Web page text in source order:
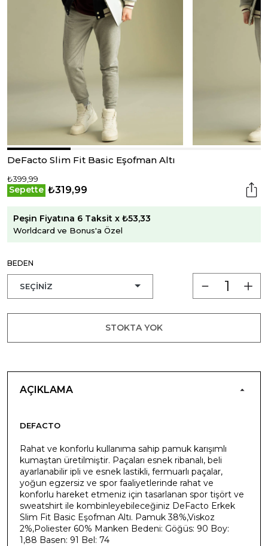
DeFacto Slim Fit Basic Eşofman Altı
₺399,99
Sepette ₺319,99
Peşin Fiyatına 6 Taksit x ₺53,33
Worldcard ve Bonus'a Özel
BEDEN
STOKTA YOK
AÇIKLAMA
DEFACTO
Rahat ve konforlu kullanıma sahip pamuk karışımlı
kumaştan üretilmiştir. Paçaları esnek ribanalı, beli
ayarlanabilir ipli ve esnek lastikli, fermuarlı paçalar,
yoğun egzersiz ve spor faaliyetlerinde rahat ve
konforlu hareket etmeniz için tasarlanan spor tişört ve
sweatshirt ile kombinleyebileceğiniz DeFacto Erkek
Slim Fit Basic Eşofman Altı. Pamuk 38%,Viskoz
2%,Poliester 60% Manken Bedeni: Göğüs: 90 Boy:
1,88 Basen: 91 Bel: 74